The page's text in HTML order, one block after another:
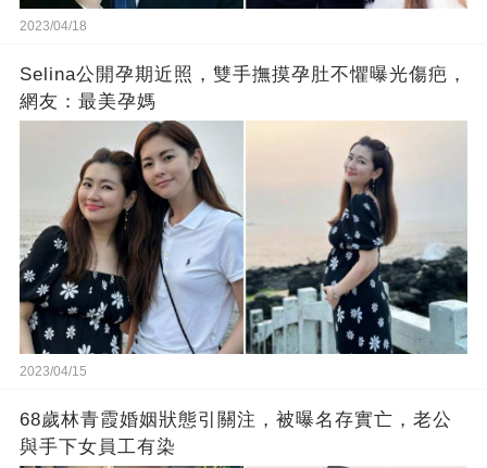
2023/04/18
Selina公開孕期近照，雙手撫摸孕肚不懼曝光傷疤，
網友：最美孕媽
2023/04/15
68歲林青霞婚姻狀態引關注，被曝名存實亡，老公
與手下女員工有染